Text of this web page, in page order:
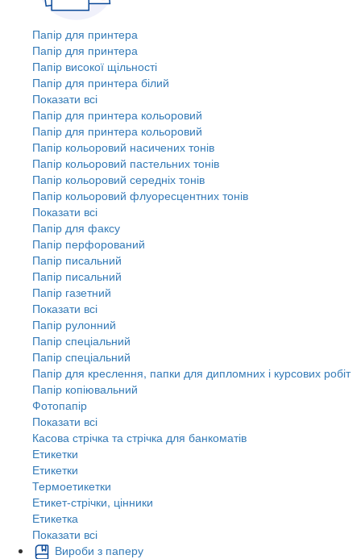
Папір для принтера
Папір для принтера
Папір високої щільності
Папір для принтера білий
Показати всі
Папір для принтера кольоровий
Папір для принтера кольоровий
Папір кольоровий насичених тонів
Папір кольоровий пастельних тонів
Папір кольоровий середніх тонів
Папір кольоровий флуоресцентних тонів
Показати всі
Папір для факсу
Папір перфорований
Папір писальний
Папір писальний
Папір газетний
Показати всі
Папір рулонний
Папір спеціальний
Папір спеціальний
Папір для креслення, папки для дипломних і курсових робіт
Папір копіювальний
Фотопапір
Показати всі
Касова стрічка та стрічка для банкоматів
Етикетки
Етикетки
Термоетикетки
Етикет-стрічки, цінники
Етикетка
Показати всі
Вироби з паперу